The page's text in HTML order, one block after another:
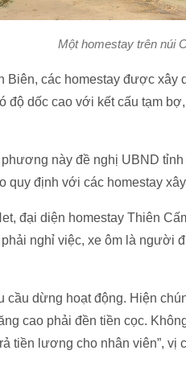
Một homestay trên núi
Biên, các homestay được
độ dốc cao với kết cấu tạm
này đề nghị UBND
quy định với các homestay
đại diện homestay Thiên
nghỉ việc, xe ôm là người
cầu dừng hoạt động. Hiện
cao phải đền tiền cọc.
tiền lương cho nhân viên”, vị